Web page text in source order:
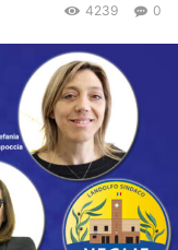
0
4239